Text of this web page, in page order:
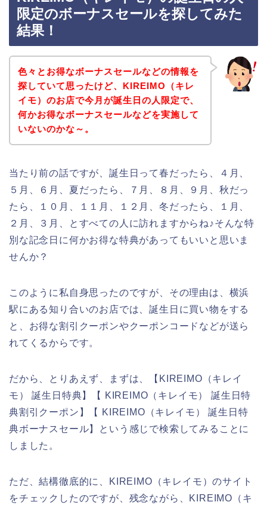
限定のボーナスセールを探してみた
結果！
色々とお得なボーナスセールなどの情報を
探していて思ったけど、KIREIMO（キレ
イモ）のお店で今月が誕生日の人限定で、
何かお得なボーナスセールなどを実施して
いないのかな～。
当たり前の話ですが、誕生日って春だったら、４月、
５月、６月、夏だったら、７月、８月、９月、秋だっ
たら、１０月、１１月、１２月、冬だったら、１月、
２月、３月、とすべての人に訪れますからね♪そんな特
別な記念日に何かお得な特典があってもいいと思いま
せんか？
このように私自身思ったのですが、その理由は、横浜
駅にある知り合いのお店では、誕生日に買い物をする
と、お得な割引クーポンやクーポンコードなどが送ら
れてくるからです。
だから、とりあえず、まずは、【KIREIMO（キレイ
モ） 誕生日特典】【 KIREIMO（キレイモ） 誕生日特
典割引クーポン】【 KIREIMO（キレイモ） 誕生日特
典ボーナスセール】という感じで検索してみることに
しました。
ただ、結構徹底的に、KIREIMO（キレイモ）のサイト
をチェックしたのですが、残念ながら、KIREIMO（キ